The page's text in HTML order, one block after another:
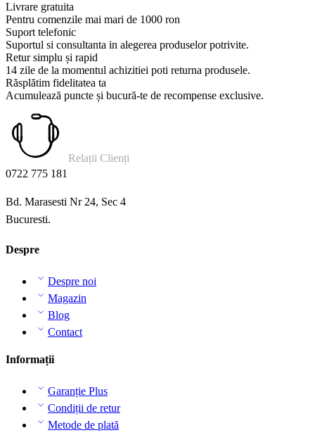
Livrare gratuita
Pentru comenzile mai mari de 1000 ron
Suport telefonic
Suportul si consultanta in alegerea produselor potrivite.
Retur simplu și rapid
14 zile de la momentul achizitiei poti returna produsele.
Răsplătim fidelitatea ta
Acumulează puncte și bucură-te de recompense exclusive.
Relații Clienți
0722 775 181
Bd. Marasesti Nr 24, Sec 4
Bucuresti.
Despre
Despre noi
Magazin
Blog
Contact
Informații
Garanție Plus
Condiții de retur
Metode de plată